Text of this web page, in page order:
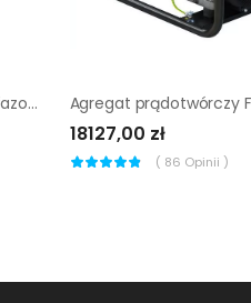
Agregat prądotwórczy trójfazowy Endress ESE 606 DHS-GT
18127,00 zł
( 86 Opinii )